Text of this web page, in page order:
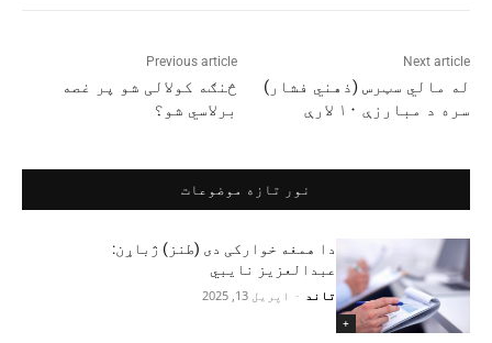
Previous article
څنګه کولالی شو پر غصه
برلاسي شو؟
Next article
له مالي سټرس (ذهني فشار)
سره د مبارزې ۱۰ لارې
نور تازه موضوعات
+
دا همغه خوارکی دی (طنز) ژباړن:
عبدالعزیز نایبي
تاند - اپریل 13, 2025